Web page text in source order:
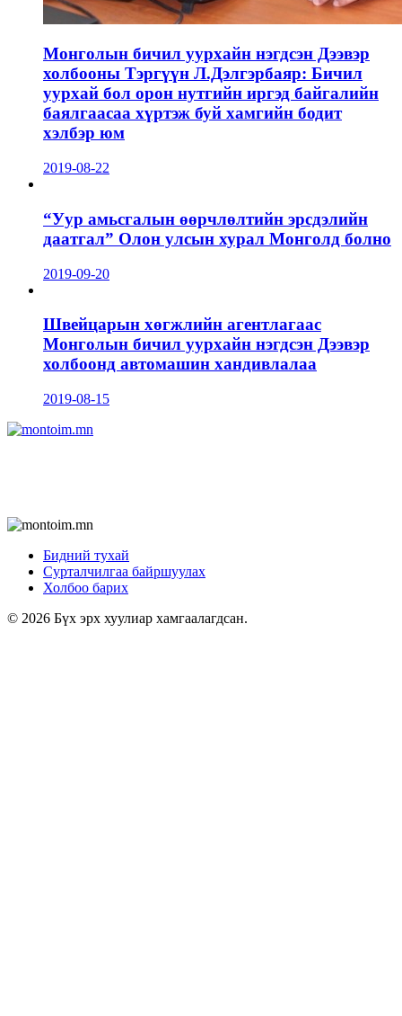
Монголын бичил уурхайн нэгдсэн Дээвэр
холбооны Тэргүүн Л.Дэлгэрбаяр: Бичил
уурхай бол орон нутгийн иргэд байгалийн
баялгаасаа хүртэж буй хамгийн бодит
хэлбэр юм
2019-08-22
“Уур амьсгалын өөрчлөлтийн эрсдэлийн
даатгал” Олон улсын хурал Монголд болно
2019-09-20
Швейцарын хөгжлийн агентлагаас
Монголын бичил уурхайн нэгдсэн Дээвэр
холбоонд автомашин хандивлалаа
2019-08-15
Бидний тухай
Сурталчилгаа байршуулах
Холбоо барих
© 2026 Бүх эрх хуулиар хамгаалагдсан.